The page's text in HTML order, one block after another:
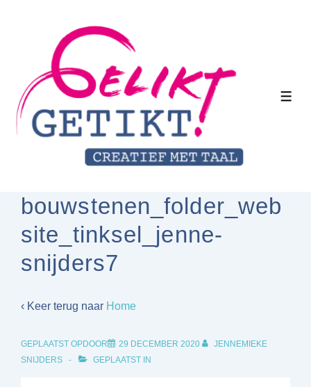
hoofdinhoud
bouwstenen_folder_web
site_tinksel_jenne-
snijders7
‹ Keer terug naar Home
GEPLAATST OPDOOR 29 DECEMBER 2020
JENNEMIEKE
SNIJDERS
GEPLAATST IN